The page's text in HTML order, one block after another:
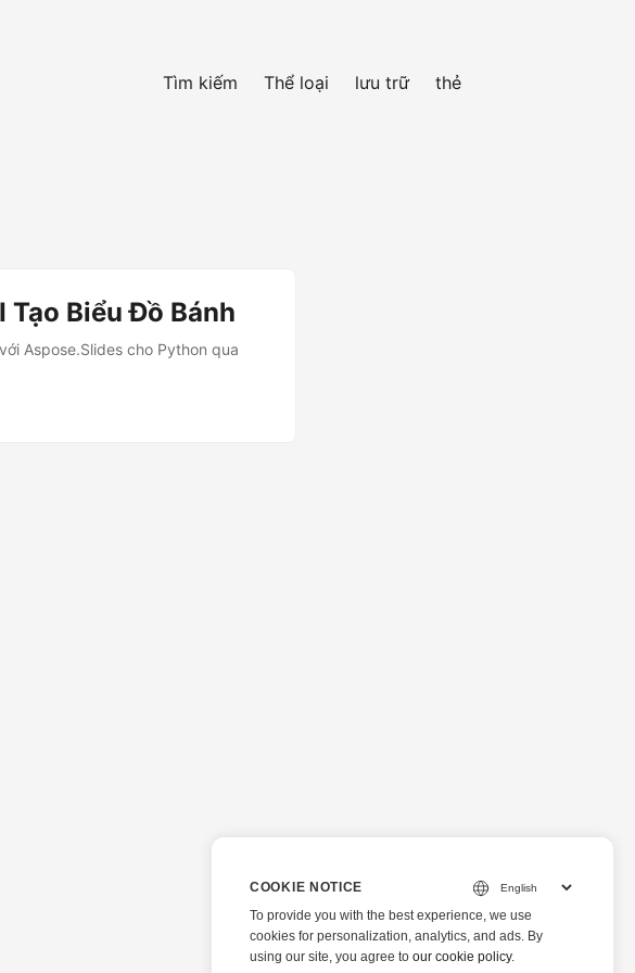
Tìm kiếm Thể loại lưu trữ thẻ
Biểu Đồ Bánh
Aspose.Slides cho Python qua
COOKIE NOTICE
To provide you with the best experience, we use
cookies for personalization, analytics, and ads. By
using our site, you agree to our cookie policy.